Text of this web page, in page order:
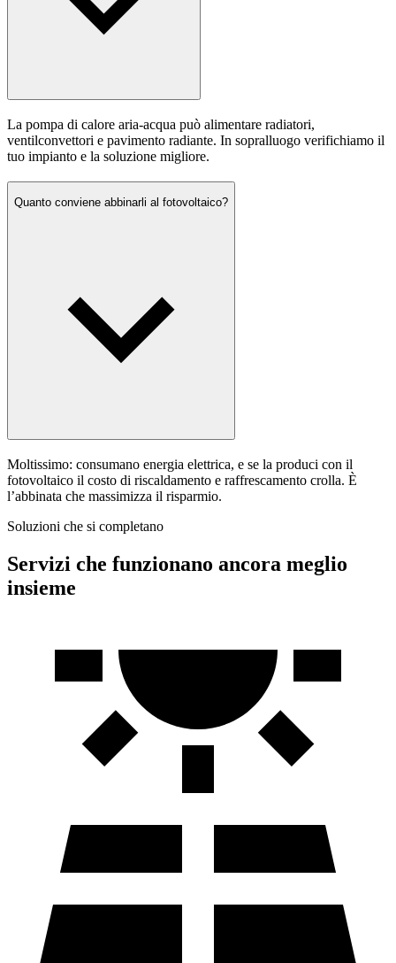
La pompa di calore aria-acqua può alimentare radiatori,
ventilconvettori e pavimento radiante. In sopralluogo verifichiamo il
tuo impianto e la soluzione migliore.
Quanto conviene abbinarli al fotovoltaico?
Moltissimo: consumano energia elettrica, e se la produci con il
fotovoltaico il costo di riscaldamento e raffrescamento crolla. È
l’abbinata che massimizza il risparmio.
Soluzioni che si completano
Servizi che funzionano ancora meglio
insieme